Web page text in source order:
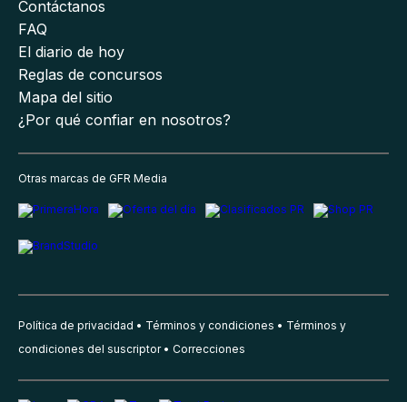
Contáctanos
FAQ
El diario de hoy
Reglas de concursos
Mapa del sitio
¿Por qué confiar en nosotros?
Otras marcas de GFR Media
Política de privacidad Términos y condiciones
Términos y
condiciones del suscriptor
Correcciones